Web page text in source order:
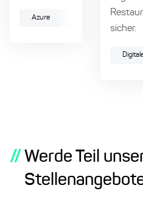
Azure
sicher.
// Werde Teil